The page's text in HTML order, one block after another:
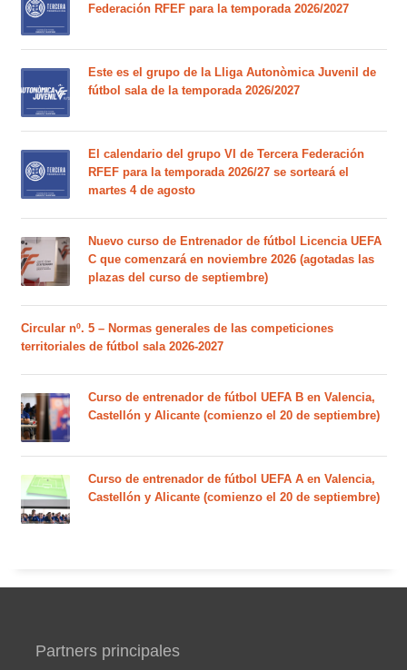
Federación RFEF para la temporada 2026/2027
Este es el grupo de la Lliga Autonòmica Juvenil de
fútbol sala de la temporada 2026/2027
El calendario del grupo VI de Tercera Federación
RFEF para la temporada 2026/27 se sorteará el
martes 4 de agosto
Nuevo curso de Entrenador de fútbol Licencia UEFA
C que comenzará en noviembre 2026 (agotadas las
plazas del curso de septiembre)
Circular nº. 5 – Normas generales de las competiciones
territoriales de fútbol sala 2026-2027
Curso de entrenador de fútbol UEFA B en Valencia,
Castellón y Alicante (comienzo el 20 de septiembre)
Curso de entrenador de fútbol UEFA A en Valencia,
Castellón y Alicante (comienzo el 20 de septiembre)
Partners principales